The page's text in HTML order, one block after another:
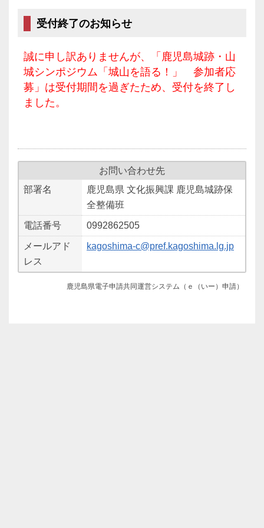
受付終了のお知らせ
誠に申し訳ありませんが、「鹿児島城跡・山
城シンポジウム「城山を語る！」 参加者応
募」は受付期間を過ぎたため、受付を終了し
ました。
お問い合わせ先
部署名
鹿児島県 文化振興課 鹿児島城跡保
全整備班
電話番号 0992862505
メールアド
レス
kagoshima-c@pref.kagoshima.lg.jp
鹿児島県電子申請共同運営システム（ｅ（いー）申請）